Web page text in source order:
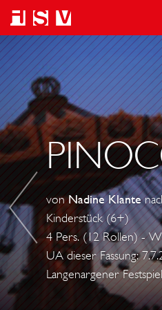
O
L
I
V
E
R
W
I
S
T
-
vonNadine Klante
Kinderstück (6+)
4 Pers. (12 Rollen) -
UA dieser Fassung:
Langenargener